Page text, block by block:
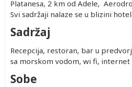
Platanesa, 2 km od Adele,
Svi sadržaji nalaze se u blizini
Sadržaj
Recepcija, restoran, bar u
sa morskom vodom, wi fi,
Sobe